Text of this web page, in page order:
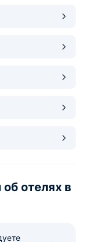
отелях в